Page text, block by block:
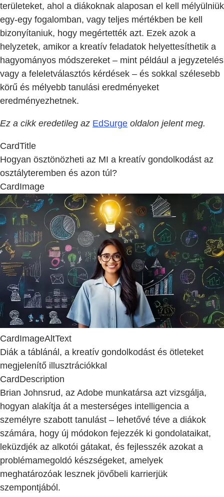
területeket, ahol a diákoknak alaposan el kell mélyülniük
egy-egy fogalomban, vagy teljes mértékben be kell
bizonyítaniuk, hogy megértették azt. Ezek azok a
helyzetek, amikor a kreatív feladatok helyettesíthetik a
hagyományos módszereket – mint például a jegyzetelés
vagy a feleletválasztós kérdések – és sokkal szélesebb
körű és mélyebb tanulási eredményeket
eredményezhetnek.
Ez a cikk eredetileg az EdSurge oldalon jelent meg.
CardTitle
Hogyan ösztönözheti az MI a kreatív gondolkodást az
osztályteremben és azon túl?
CardImage
CardImageAltText
Diák a táblánál, a kreatív gondolkodást és ötleteket
megjelenítő illusztrációkkal
CardDescription
Brian Johnsrud, az Adobe munkatársa azt vizsgálja,
hogyan alakítja át a mesterséges intelligencia a
személyre szabott tanulást – lehetővé téve a diákok
számára, hogy új módokon fejezzék ki gondolataikat,
leküzdjék az alkotói gátakat, és fejlesszék azokat a
problémamegoldó készségeket, amelyek
meghatározóak lesznek jövőbeli karrierjük
szempontjából.